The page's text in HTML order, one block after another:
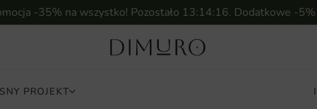
-35% na wszystko! Pozostało 13:14:14. Dodatkowe -
PROJEKT